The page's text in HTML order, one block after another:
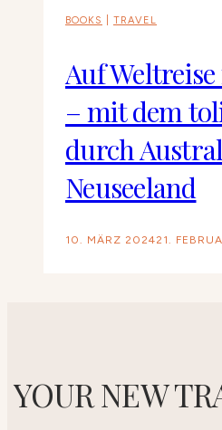
BOOKS TRAVEL
Auf
– mit dem
durch
Neuseeland
10. MÄRZ 202421.
YOUR NEW